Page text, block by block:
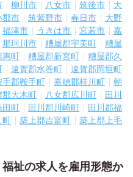
柳川市 八女市 筑後市
大
郡市 筑紫野市 春日市
大野
福津市 うきは市 宮若市
嘉
那珂川市 糟屋郡宇美町
糟屋
惠町 糟屋郡新宮町
糟屋郡久
遠賀郡水巻町
遠賀郡岡垣町
手郡鞍手町 嘉穂郡桂川町
朝
郡大木町 八女郡広川町
田川
田町 田川郡川崎町
田川郡福
町 築上郡吉富町
築上郡上毛
祉の求人を雇用形態か